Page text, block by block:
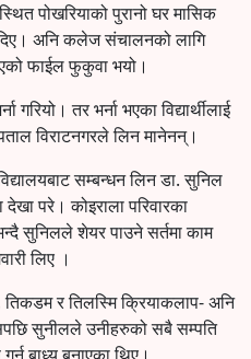
पोखरियाको पुरानो घर मासिक
अनि कलेज संचालनको लागि
फाईल फुकुवा भयो।
गरियो। तर भर्ना भएका विद्यार्थीलाई
विराटनगरले लिन मानेनन्।
सम्बन्धन लिन डा. सुनिल
देखा परे। कोइराला परिवारका
सुनिलले शेयर पाउने सर्तमा काम
लिए ।
र तिलस्मि क्रियाकलाप- अनि
सुनीलले उनीहरुको सबै सम्पति